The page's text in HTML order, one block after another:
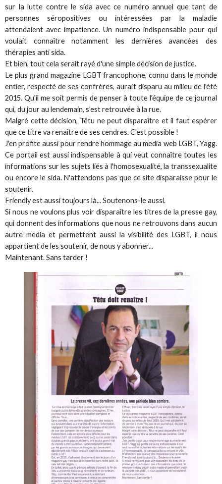
sur la lutte contre le sida avec ce numéro annuel que tant de
personnes séropositives ou intéressées par la maladie
attendaient avec impatience. Un numéro indispensable pour qui
voulait connaître notamment les dernières avancées des
thérapies anti sida.
Et bien, tout cela serait rayé d'une simple décision de justice.
Le plus grand magazine LGBT francophone, connu dans le monde
entier, respecté de ses confrères, aurait disparu au milieu de l'été
2015. Qu'il me soit permis de penser à toute l'équipe de ce journal
qui, du jour au lendemain, s'est retrouvée à la rue.
Malgré cette décision, Têtu ne peut disparaître et il faut espérer
que ce titre va renaître de ses cendres. C'est possible !
J'en profite aussi pour rendre hommage au media web LGBT, Yagg.
Ce portail est aussi indispensable à qui veut connaître toutes les
informations sur les sujets liés à l'homosexualité, la transsexualite
ou encore le sida. N'attendons pas que ce site disparaisse pour le
soutenir.
Friendly est aussi toujours là... Soutenons-le aussi.
Si nous ne voulons plus voir disparaître les titres de la presse gay,
qui donnent des informations que nous ne retrouvons dans aucun
autre media et permettent aussi la visibilité des LGBT, il nous
appartient de les soutenir, de nous y abonner...
Maintenant. Sans tarder !